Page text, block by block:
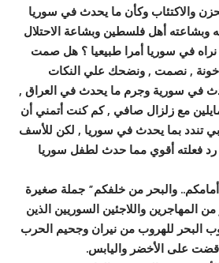
والاكتئاب وكأن ما يحدث في سوريا
وبشاعته أهل فلسطين وبشاعة الاحتلال
نراه في سوريا أمرا طبيعيا ؟ هل صمت
خونة , نصمت , ونضحك علي النكات
في سورية وجرم ما يحدث في العراق ,
مع زلزال صافي , كم كنت أتمني أن
تندد بما يحدث في سوريا , لكن للأسف
رد فعلته أقوي مما حدث لطفل سوريا
أمامكم.. والبحر من خلفكم” جملة صغيرة
المهاجرين واللاجئين السوريين الذين
البحر للهروب من نيران وجحيم الحرب
قضت على الأخضر واليابس.